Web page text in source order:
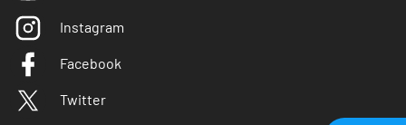
Instagram
Facebook
Twitter